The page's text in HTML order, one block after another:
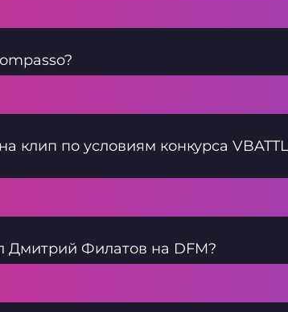
клип по условиям конкурса
Филатов на DFM?